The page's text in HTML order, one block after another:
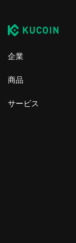
企業
商品
サービス